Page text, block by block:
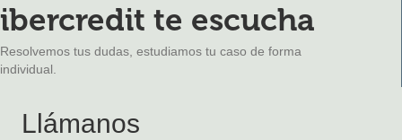
ibercredit te escucha
Resolvemos tus dudas, estudiamos tu caso de forma
individual.
Llámanos